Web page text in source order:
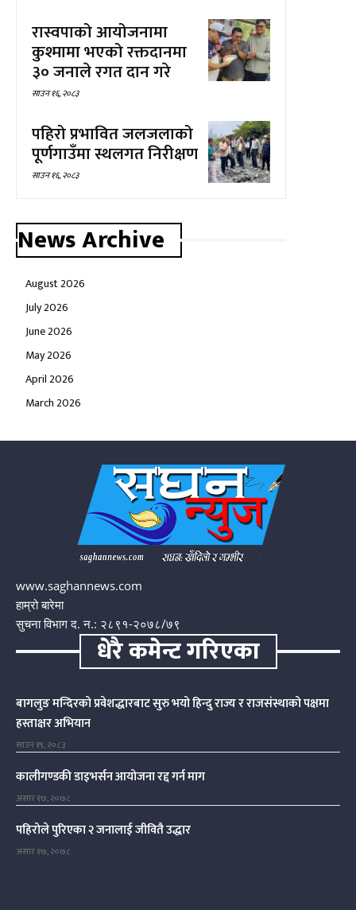
रास्वपाको आयोजनामा
कुश्मामा भएको रक्तदानमा
३० जनाले रगत दान गरे
साउन १६, २०८३
पहिरो प्रभावित जलजलाको
पूर्णगाउँमा स्थलगत निरीक्षण
साउन १६, २०८३
News Archive
August 2026
July 2026
June 2026
May 2026
April 2026
March 2026
www.saghannews.com
हाम्रो बारेमा
सुचना विभाग द. न.: २८९१-२०७८/७९
धेरै कमेन्ट गरिएका
बागलुङ मन्दिरको प्रवेशद्धारबाट सुरु भयो हिन्दु राज्य र राजसंस्थाको पक्षमा
हस्ताक्षर अभियान
साउन १९, २०८३
कालीगण्डकी डाइभर्सन आयोजना रद्द गर्न माग
असार १७, २०७८
पहिरोले पुरिएका २ जनालाई जीवितै उद्धार
असार १७, २०७८